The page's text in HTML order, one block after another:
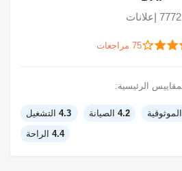
7772 إعلانات
75 مراجعات
الموثوقية 4.2 الصيانة 4.3 التشغيل
4.4 الراحة